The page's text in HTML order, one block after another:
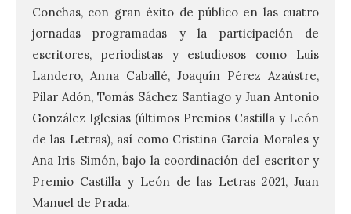
Conchas, con gran éxito de público en las cuatro
jornadas programadas y la participación de
escritores, periodistas y estudiosos como Luis
Landero, Anna Caballé, Joaquín Pérez Azaústre,
Pilar Adón, Tomás Sáchez Santiago y Juan Antonio
González Iglesias (últimos Premios Castilla y León
de las Letras), así como Cristina García Morales y
Ana Iris Simón, bajo la coordinación del escritor y
Premio Castilla y León de las Letras 2021, Juan
Manuel de Prada.